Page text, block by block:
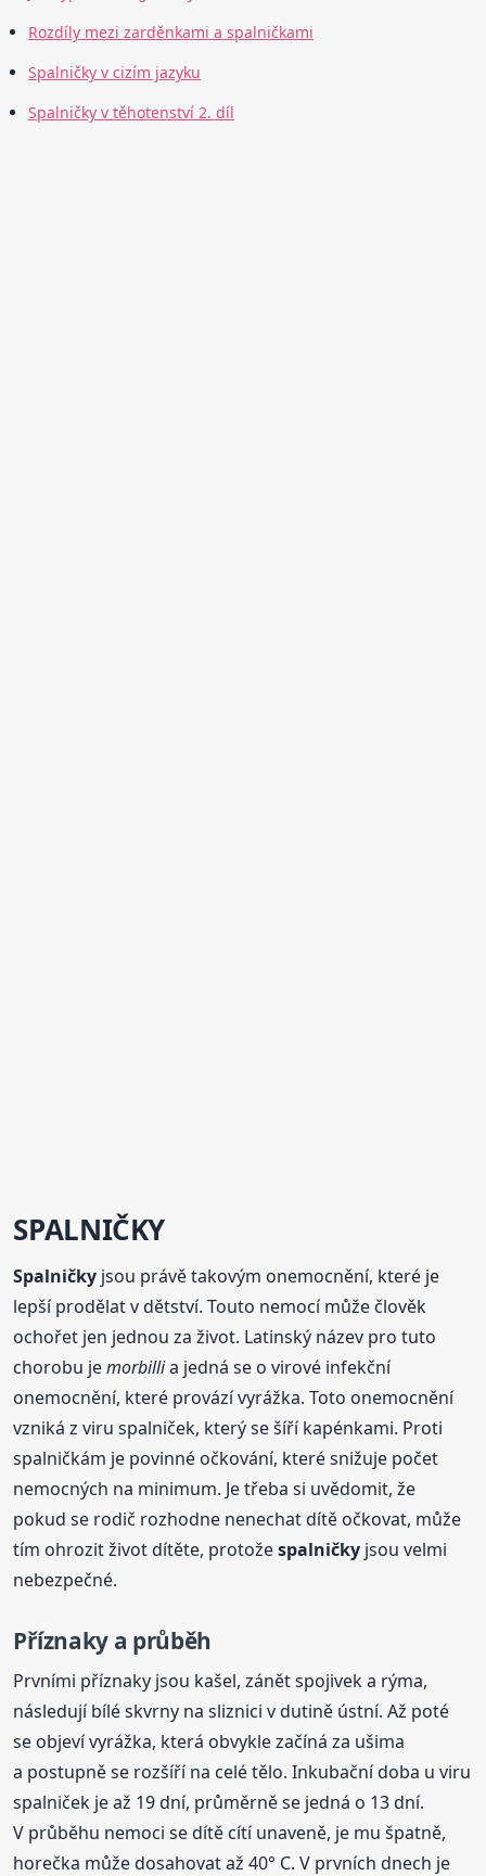
Rozdíly mezi zarděnkami a spalničkami
Spalničky v cizím jazyku
Spalničky v těhotenství 2. díl
SPALNIČKY
Spalničky jsou právě takovým onemocnění, které je
lepší prodělat v dětství. Touto nemocí může člověk
ochořet jen jednou za život. Latinský název pro tuto
chorobu jemorbillia jedná se o virové infekční
onemocnění, které provází vyrážka. Toto onemocnění
vzniká z viru spalniček, který se šíří kapénkami. Proti
spalničkám je povinné očkování, které snižuje počet
nemocných na minimum. Je třeba si uvědomit, že
pokud se rodič rozhodne nenechat dítě očkovat, může
tím ohrozit život dítěte, protožespalničky jsou velmi
nebezpečné.
Příznaky a průběh
Prvními příznaky jsou kašel, zánět spojivek a rýma,
následují bílé skvrny na sliznici v dutině ústní. Až poté
se objeví vyrážka, která obvykle začíná za ušima
a postupně se rozšíří na celé tělo. Inkubační doba u viru
spalniček je až 19 dní, průměrně se jedná o 13 dní.
V průběhu nemoci se dítě cítí unaveně, je mu špatně,
horečka může dosahovat až 40° C. V prvních dnech je